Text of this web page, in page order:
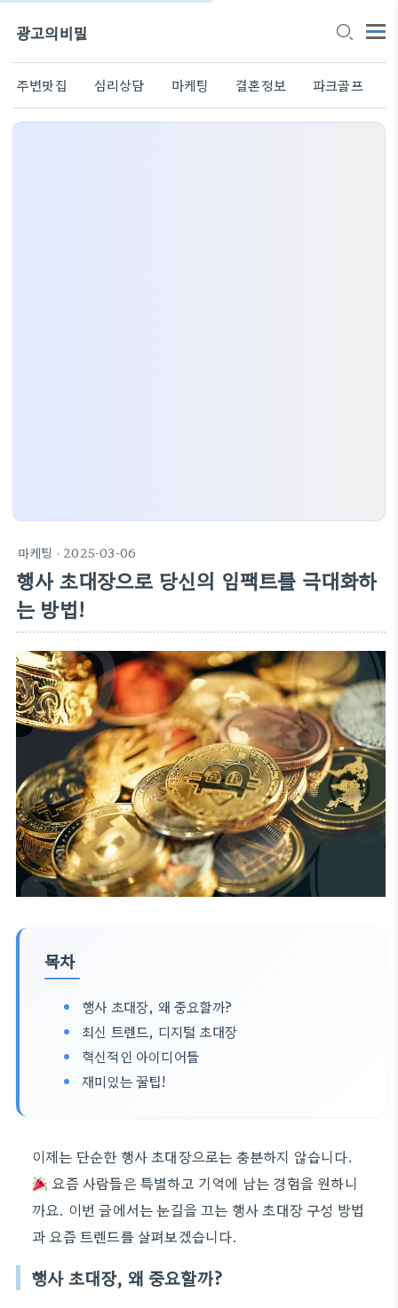
광고의비밀
주변맛집 심리상담 마케팅 결혼정보 파크골프
마케팅 · 2025-03-06
행사 초대장으로 당신의 임팩트를 극대화하
는 방법!
목차
행사 초대장, 왜 중요할까?
최신 트렌드, 디지털 초대장
혁신적인 아이디어들
재미있는 꿀팁!
이제는 단순한 행사 초대장으로는 충분하지 않습니다.
요즘 사람들은 특별하고 기억에 남는 경험을 원하니
까요. 이번 글에서는 눈길을 끄는 행사 초대장 구성 방법
과 요즘 트렌드를 살펴보겠습니다.
행사 초대장, 왜 중요할까?